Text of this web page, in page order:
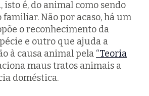
é, do animal como sendo
Não por acaso, há um
o reconhecimento da
e outro que ajuda a
à causa animal pela “Teoria
maus tratos animais a
doméstica.